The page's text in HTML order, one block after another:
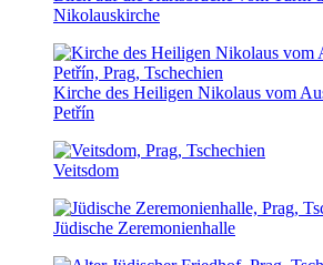
Nikolauskirche
Kirche des Heiligen Nikolaus vom
Petřín
Veitsdom
Jüdische Zeremonienhalle